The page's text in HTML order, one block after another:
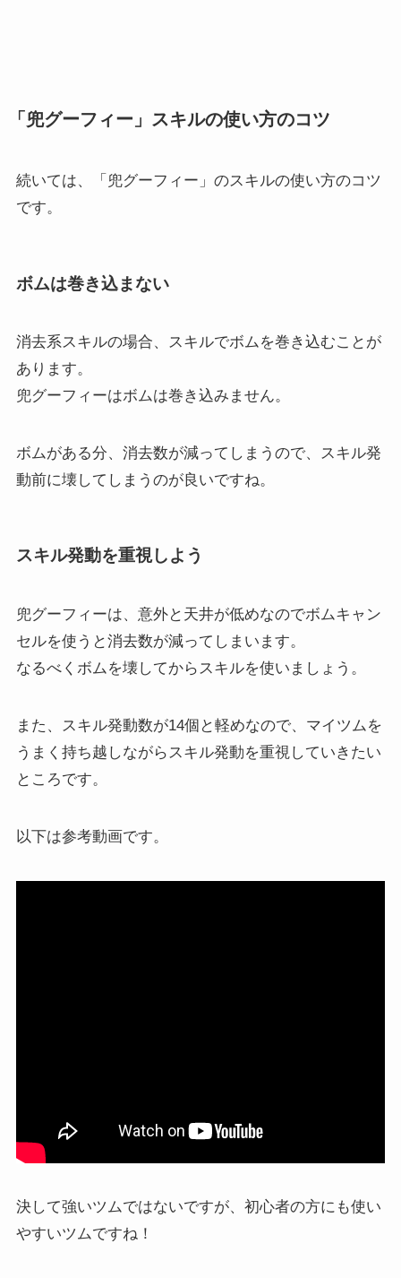
「兜グーフィー」スキルの使い方のコツ
続いては、「兜グーフィー」のスキルの使い方のコツ
です。
ボムは巻き込まない
消去系スキルの場合、スキルでボムを巻き込むことが
あります。
兜グーフィーはボムは巻き込みません。
ボムがある分、消去数が減ってしまうので、スキル発
動前に壊してしまうのが良いですね。
スキル発動を重視しよう
兜グーフィーは、意外と天井が低めなのでボムキャン
セルを使うと消去数が減ってしまいます。
なるべくボムを壊してからスキルを使いましょう。
また、スキル発動数が14個と軽めなので、マイツムを
うまく持ち越しながらスキル発動を重視していきたい
ところです。
以下は参考動画です。
決して強いツムではないですが、初心者の方にも使い
やすいツムですね！